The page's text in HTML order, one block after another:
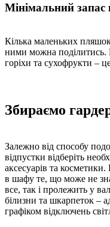
Мінімальний запас
Кілька маленьких
ними можна поділитись.
горіхи та сухофрукти –
Збираємо
Залежно від способу
відпустки відберіть
аксесуарів та косметики.
в шафу те, що може не
все, так і пролежить у
білизни та шкарпеток –
графіком відключень